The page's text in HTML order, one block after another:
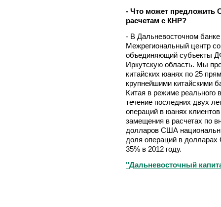
- Что может предложить
расчетам с КНР?
- В Дальневосточном
Межрегиональный центр
объединяющий субъекты
Иркутскую область. Мы
китайских юанях по 25
крупнейшими китайскими
Китая в режиме реального
течение последних двух
операций в юанях
замещения в расчетах по
долларов США
доля операций в
35% в 2012 году.
"Дальневосточный